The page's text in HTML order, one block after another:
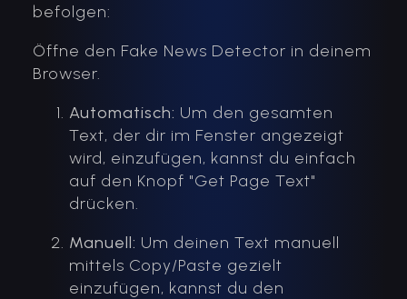
befolgen:
Öffne den Fake News Detector in deinem
Browser.
Automatisch: Um den gesamten
Text, der dir im Fenster angezeigt
wird, einzufügen, kannst du einfach
auf den Knopf "Get Page Text"
drücken.
Manuell: Um deinen Text manuell
mittels Copy/Paste gezielt
einzufügen, kannst du den